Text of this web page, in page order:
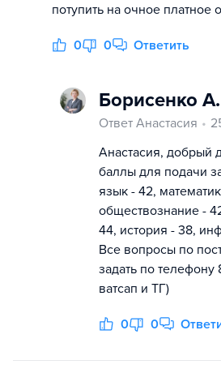
потупить на очное платное
0 0 Ответить
Борисенко А.
Ответ Анастасия
Анастасия, добрый
баллы для подачи
язык - 42,
обществознание -
44, история - 38,
Все вопросы по
задать по телефону
ватсап и ТГ)
0 0